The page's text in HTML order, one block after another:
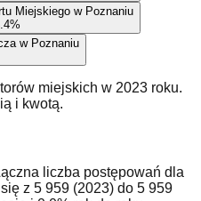
Miejskiego w Poznaniu
%
w Poznaniu
miejskich w 2023 roku.
i kwotą.
liczba postępowań dla
z 5 959 (2023) do 5 959